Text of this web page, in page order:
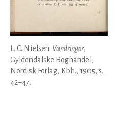
L. C. Nielsen: Vandringer,
Gyldendalske Boghandel,
Nordisk Forlag, Kbh., 1905, s.
42–47.